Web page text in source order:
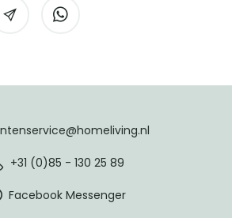
+31 (0)85 - 130 25 89
Facebook Messenger